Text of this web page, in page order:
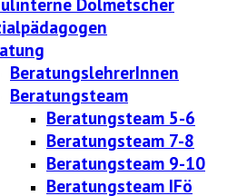
BeratungslehrerInnen
Beratungsteam
Beratungsteam 5-6
Beratungsteam 7-8
Beratungsteam 9-10
Beratungsteam IFö